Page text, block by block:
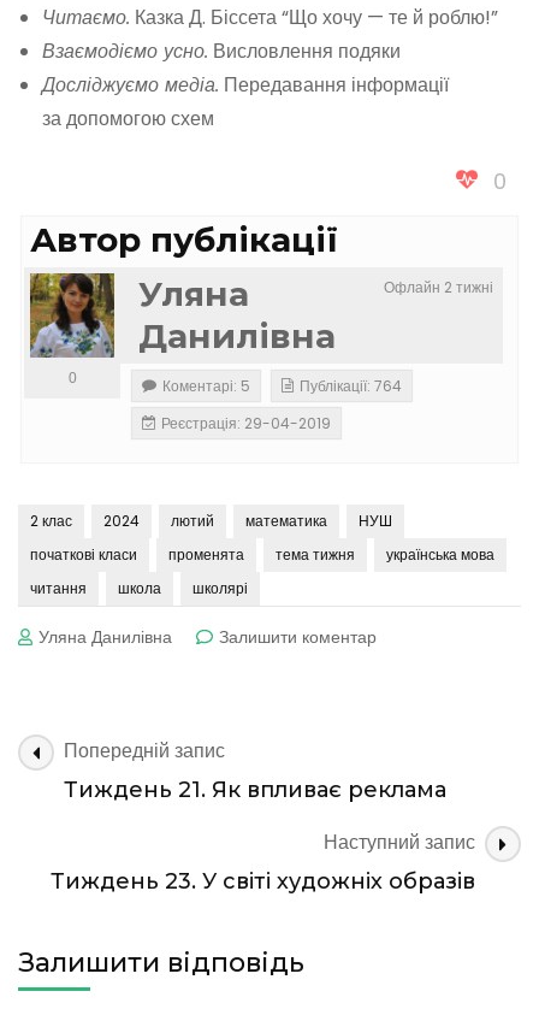
Читаємо. Казка Д. Біссета “Що хочу — те й роблю!”
Взаємодіємо усно. Висловлення подяки
Досліджуємо медіа. Передавання інформації
за допомогою схем
0
Автор публікації
Офлайн 2 тижні
Уляна
Данилівна
0 Коментарі: 5
Публікації: 764
Реєстрація: 29-04-2019
2 клас 2024 лютий математика
НУШ
початкові класи
променята тема тижня
українська мова
читання
школа школярі
Уляна Данилівна Залишити коментардо
Навігація
по
Попередній запис
Тиждень 21. Як впливає реклама
Наступний запис
Тиждень 23. У світі художніх образів
Залишити відповідь